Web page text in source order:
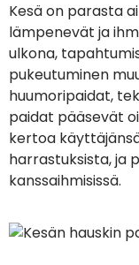
Kesä on parasta
lämpenevät ja
ulkona,
pukeutuminen
huumoripaidat,
paidat pääsevät
kertoa
harrastuksista, ja
kanssaihmisissä.